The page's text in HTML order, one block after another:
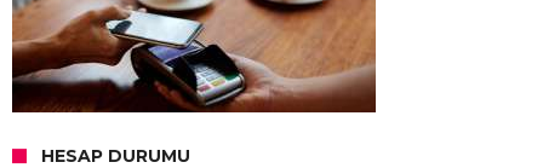
HESAP DURUMU